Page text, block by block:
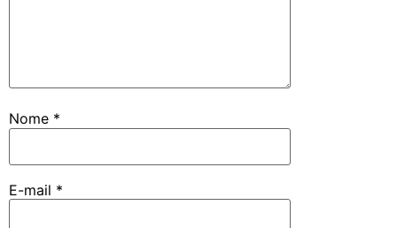
Nome *
E-mail *